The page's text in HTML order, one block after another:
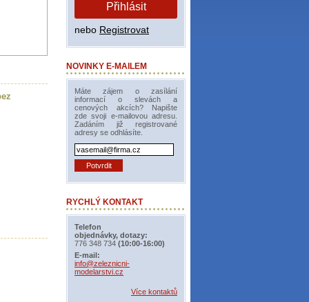
Přihlásit
nebo Registrovat
NOVINKY E-MAILEM
Máte zájem o zasílání
informací o slevách a
cenových akcích? Napište
zde svoji e-mailovou adresu.
Zadáním již registrované
adresy se odhlásíte.
RYCHLÝ KONTAKT
Telefon
objednávky, dotazy:
776 348 734 (10:00-16:00)
E-mail:
info@zeleznicni-
modelarstvi.cz
Více kontaktů